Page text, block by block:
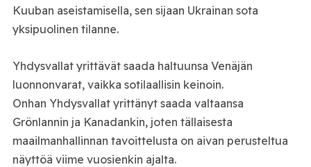
Kuuban aseistamisella, sen sijaan Ukrainan sota
yksipuolinen tilanne.
Yhdysvallat yrittävät saada haltuunsa Venäjän
luonnonvarat, vaikka sotilaallisin keinoin.
Onhan Yhdysvallat yrittänyt saada valtaansa
Grönlannin ja Kanadankin, joten tällaisesta
maailmanhallinnan tavoittelusta on aivan perusteltua
näyttöä viime vuosienkin ajalta.